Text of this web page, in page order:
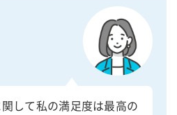
して私の満足度は最高の